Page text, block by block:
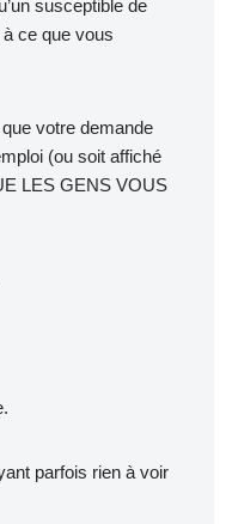
susceptible de
ce que vous
votre demande
(ou soit affiché
LES GENS VOUS
parfois rien à voir